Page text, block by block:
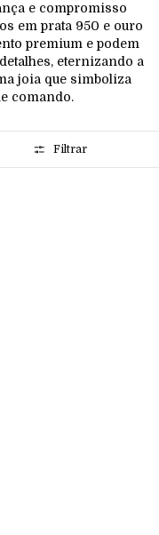
e compromisso
em prata 950 e ouro
premium e podem
eternizando a
joia que simboliza
comando.
Filtrar